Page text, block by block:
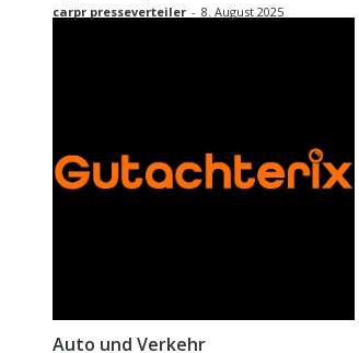
carpr presseverteiler - 8. August 2025
Auto und Verkehr